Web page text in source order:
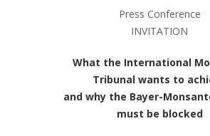
Press Conference
INVITATION
What the International
Tribunal wants to
and why the Bayer-
must be blocked